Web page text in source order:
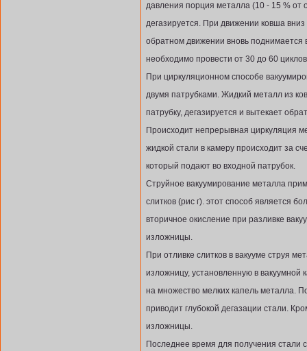
давления порция металла (10 - 15 %
дегазируется. При движении ковша
обратном движении вновь поднимается
необходимо провести от 30 до 60
При циркуляционном способе
двумя патрубками. Жидкий металл из
патрубку, дегазируется и вытекает
Происходит непрерывная циркуляция
жидкой стали в камеру происходит за
который подают во входной патрубок.
Струйное вакуумирование металла
слитков (рис г). этот способ является
вторичное окисление при разливке
изложницы.
При отливке слитков в вакууме струя
изложницу, установленную в
на множество мелких капель металла.
приводит глубокой дегазации стали.
изложницы.
Последнее время для получения стали